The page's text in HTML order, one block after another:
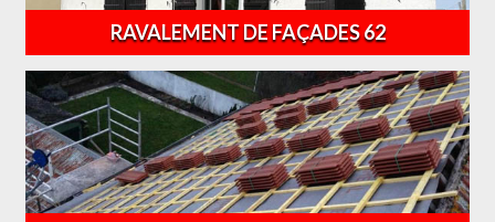
RAVALEMENT DE FAÇADES 62